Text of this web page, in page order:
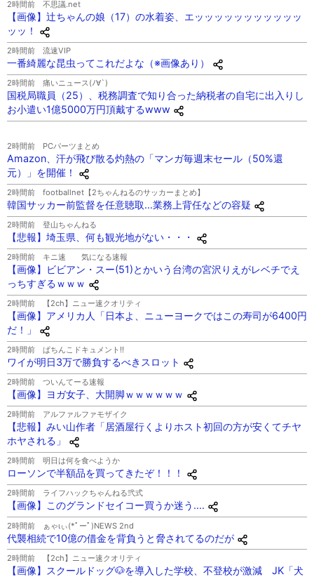
2時間前 不思議.net
【画像】辻ちゃんの娘（17）の水着姿、エッッッッッッッッッッッ
ッッ！
2時間前 流速VIP
一番綺麗な昆虫ってこれだよな（※画像あり）
2時間前 痛いニュース(ﾉ∀`)
国税局職員（25）、税務調査で知り合った納税者の自宅に出入りし
お小遣い1億5000万円頂戴するwww
2時間前 PCパーツまとめ
Amazon、汗が飛び散る灼熱の「マンガ毎週末セール（50%還
元）」を開催！
2時間前 footballnet【2ちゃんねるのサッカーまとめ】
韓国サッカー前監督を任意聴取…業務上背任などの容疑
2時間前 登山ちゃんねる
【悲報】埼玉県、何も観光地がない・・・
2時間前 キニ速 気になる速報
【画像】ビビアン・スー(51)とかいう台湾の宮沢りえがレベチでえ
っちすぎるｗｗｗ
2時間前 【2ch】ニュー速クオリティ
【画像】アメリカ人「日本よ、ニューヨークではこの寿司が6400円
だ！」
2時間前 ぱちんこドキュメント!!
ワイが明日3万で勝負するべきスロット
2時間前 ついんてーる速報
【画像】ヨガ女子、大開脚ｗｗｗｗｗｗ
2時間前 アルファルファモザイク
【悲報】みい山作者「居酒屋行くよりホスト初回の方が安くてチヤ
ホヤされる」
2時間前 明日は何を食べようか
ローソンで半額品を買ってきたぞ！！！
2時間前 ライフハックちゃんねる弐式
【画像】このグランドセイコー買うか迷う‥‥
2時間前 ぁゃιぃ(*ﾟーﾟ)NEWS 2nd
代襲相続で10億の借金を背負うと脅されてるのだが
2時間前 【2ch】ニュー速クオリティ
【画像】スクールドッグ🐶を導入した学校、不登校が激減 JK「犬